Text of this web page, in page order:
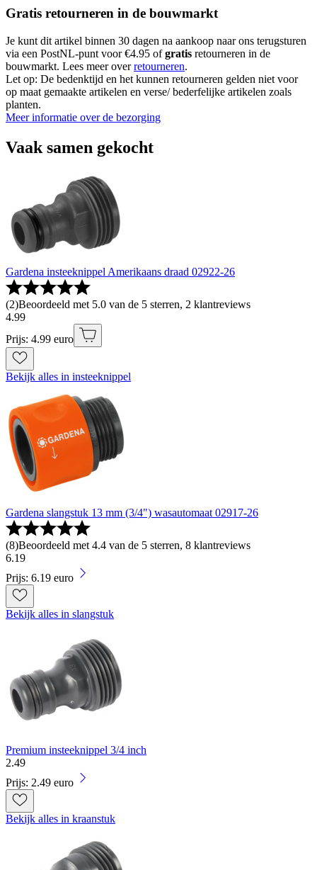
Gratis retourneren in de bouwmarkt
Je kunt dit artikel binnen 30 dagen na aankoop naar ons terugsturen
via een PostNL-punt voor €4.95 ofgratis retourneren in de
bouwmarkt. Lees meer overretourneren.
Let op: De bedenktijd en het kunnen retourneren gelden niet voor
op maat gemaakte artikelen en verse/ bederfelijke artikelen zoals
planten.
Meer informatie over de bezorging
Vaak samen gekocht
Gardena insteeknippel Amerikaans draad 02922-26
(2)Beoordeeld met 5.0 van de 5 sterren, 2 klantreviews
4.99
Prijs: 4.99 euro
Bekijk alles in insteeknippel
Gardena slangstuk 13 mm (3/4") wasautomaat 02917-26
(8)Beoordeeld met 4.4 van de 5 sterren, 8 klantreviews
6.19
Prijs: 6.19 euro
Bekijk alles in slangstuk
Premium insteeknippel 3/4 inch
2.49
Prijs: 2.49 euro
Bekijk alles in kraanstuk